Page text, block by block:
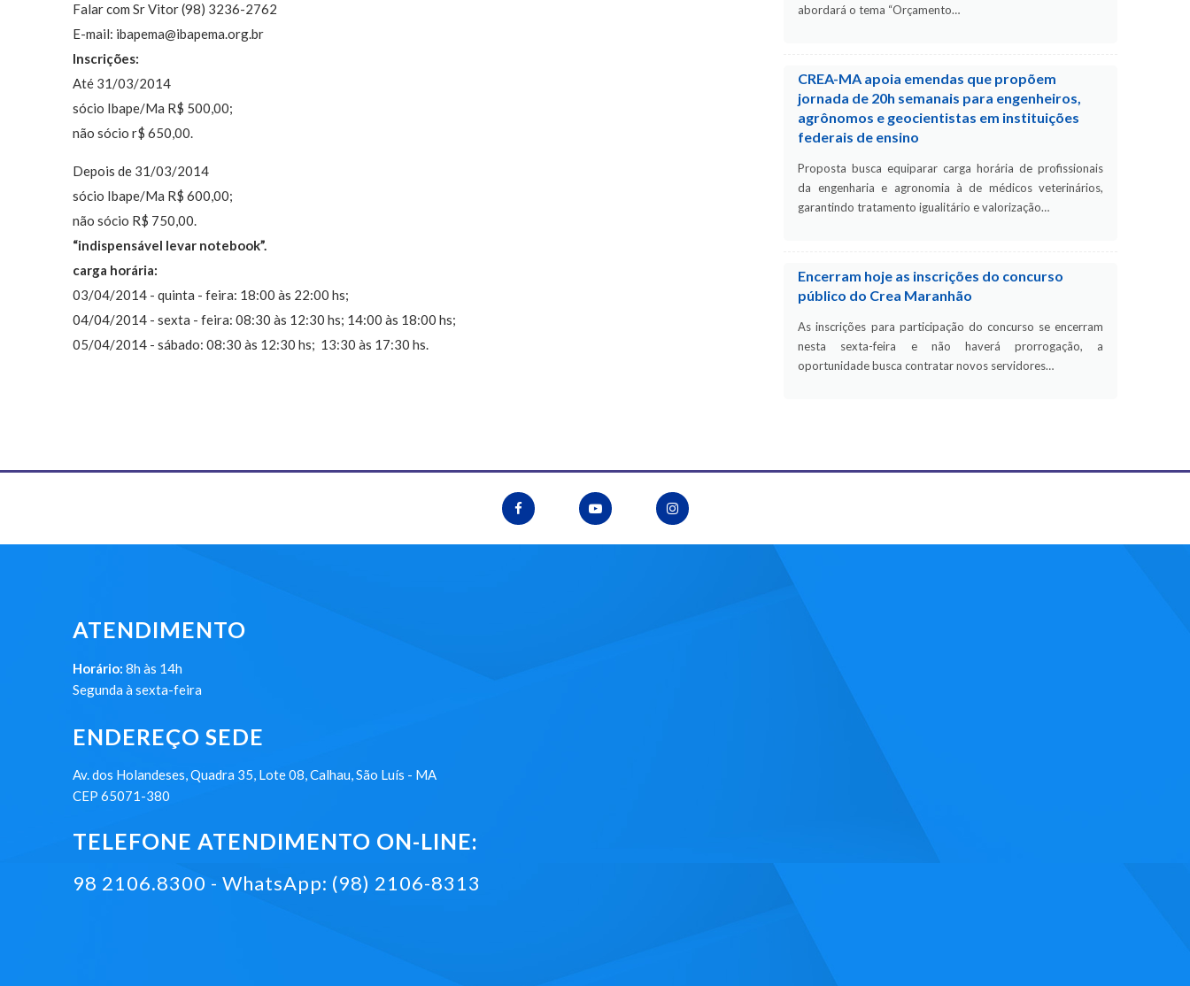
Falar com Sr Vitor (98) 3236-2762
E-mail: ibapema@ibapema.org.br
Inscrições:
Até 31/03/2014
sócio Ibape/Ma R$ 500,00;
não sócio r$ 650,00.
Depois de 31/03/2014
sócio Ibape/Ma R$ 600,00;
não sócio R$ 750,00.
“indispensável levar notebook”.
carga horária:
03/04/2014 - quinta - feira: 18:00 às 22:00 hs;
04/04/2014 - sexta - feira: 08:30 às 12:30 hs; 14:00 às 18:00 hs;
05/04/2014 - sábado: 08:30 às 12:30 hs; 13:30 às 17:30 hs.
abordará o tema “Orçamento…
CREA-MA apoia emendas que propõem
jornada de 20h semanais para engenheiros,
agrônomos e geocientistas em instituições
federais de ensino
Proposta busca equiparar carga horária de profissionais
da engenharia e agronomia à de médicos veterinários,
garantindo tratamento igualitário e valorização…
Encerram hoje as inscrições do concurso
público do Crea Maranhão
As inscrições para participação do concurso se encerram
nesta sexta-feira e não haverá prorrogação, a
oportunidade busca contratar novos servidores…
ATENDIMENTO
Horário: 8h às 14h
Segunda à sexta-feira
ENDEREÇO SEDE
Av. dos Holandeses, Quadra 35, Lote 08, Calhau, São Luís - MA
CEP 65071-380
TELEFONE ATENDIMENTO ON-LINE:
98 2106.8300 - WhatsApp: (98) 2106-8313